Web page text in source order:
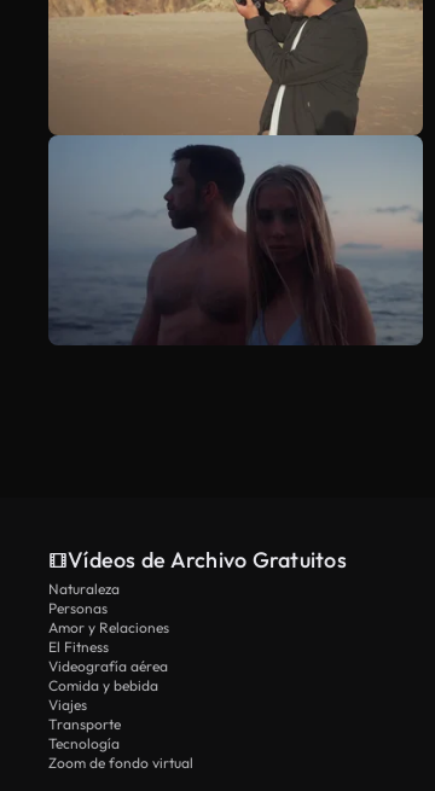
Vídeos de Archivo Gratuitos
Naturaleza
Personas
Amor y Relaciones
El Fitness
Videografía aérea
Comida y bebida
Viajes
Transporte
Tecnología
Zoom de fondo virtual